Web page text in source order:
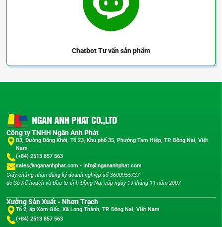
ChatbotTư vấn sản phẩm
Công ty TNHH Ngân Anh Phát
Đ3, Đường Đồng Khởi, Tổ 23, Khu phố 35, Phường Tam Hiệp, TP. Đồng Nai, Việt
Nam
(+84) 2513 857 563
sales@ngananhphat.com - Info@ngananhphat.com
Giấy chứng nhận đăng ký doanh nghiệp số 3600955737
do Sở Kế hoạch và Đầu tư tỉnh Đồng Nai cấp ngày 19 tháng 11 năm 2007
Xưởng Sản Xuất - Nhơn Trạch
Tổ 2, ấp Xóm Gốc, Xã Long Thành, TP. Đồng Nai, Việt Nam
(+84) 2513 857 563